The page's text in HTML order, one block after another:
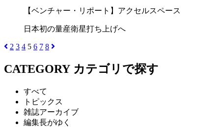
【ベンチャー・リポート】アクセルスペース
日本初の量産衛星打ち上げへ
2 3 4 5 6 7 8
CATEGORY カテゴリで探す
すべて
トピックス
雑誌アーカイブ
編集長がゆく